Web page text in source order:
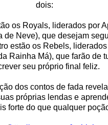
dois:
os Royals, liderados por
de Neve), que desejam
estão os Rebels,
Rainha Má), que farão de
seu próprio final feliz.
dos contos de fada
próprias lendas e
forte do que qualquer